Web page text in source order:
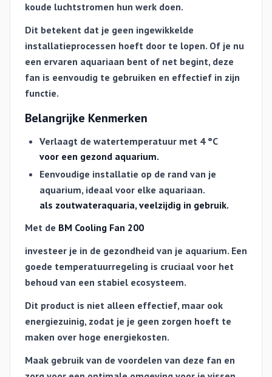
koude luchtstromen hun werk doen.
Dit betekent dat je geen ingewikkelde
installatieprocessen hoeft door te lopen. Of je nu
een ervaren aquariaan bent of net begint, deze
fan is eenvoudig te gebruiken en effectief in zijn
functie.
Belangrijke Kenmerken
Verlaagt de watertemperatuur met 4 °C
voor een gezond aquarium.
Eenvoudige installatie op de rand van je
aquarium, ideaal voor elke aquariaan.
als zoutwateraquaria, veelzijdig in gebruik.
Met de BM Cooling Fan 200
investeer je in de gezondheid van je aquarium. Een
goede temperatuurregeling is cruciaal voor het
behoud van een stabiel ecosysteem.
Dit product is niet alleen effectief, maar ook
energiezuinig, zodat je je geen zorgen hoeft te
maken over hoge energiekosten.
Maak gebruik van de voordelen van deze fan en